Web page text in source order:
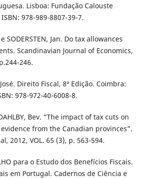
Lisboa: Fundação Calouste
978-989-8807-39-7.
SODERSTEN, Jan. Do tax allowances
Scandinavian Journal of Economics,
246.
Direito Fiscal, 8ª Edição. Coimbra:
978-972-40-6008-8.
Bev. “The impact of tax cuts on
from the Canadian provinces”.
2012, VOL. 65 (3), p. 563-594.
para o Estudo dos Benefícios Fiscais.
em Portugal. Cadernos de Ciência e